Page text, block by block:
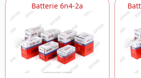
Batterie 6n4-2a